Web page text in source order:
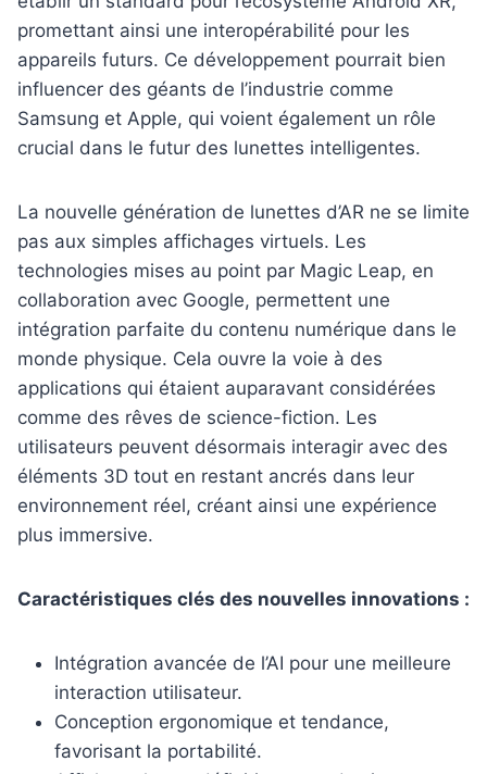
promettant ainsi une interopérabilité pour les
appareils futurs. Ce développement pourrait bien
influencer des géants de l’industrie comme
Samsung et Apple, qui voient également un rôle
crucial dans le futur des lunettes intelligentes.
La nouvelle génération de lunettes d’AR ne se limite
pas aux simples affichages virtuels. Les
technologies mises au point par Magic Leap, en
collaboration avec Google, permettent une
intégration parfaite du contenu numérique dans le
monde physique. Cela ouvre la voie à des
applications qui étaient auparavant considérées
comme des rêves de science-fiction. Les
utilisateurs peuvent désormais interagir avec des
éléments 3D tout en restant ancrés dans leur
environnement réel, créant ainsi une expérience
plus immersive.
Caractéristiques clés des nouvelles innovations :
Intégration avancée de l’AI pour une meilleure
interaction utilisateur.
Conception ergonomique et tendance,
favorisant la portabilité.